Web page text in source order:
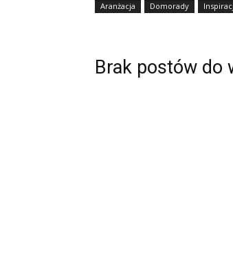
Aranżacja Domorady
Brak postów do